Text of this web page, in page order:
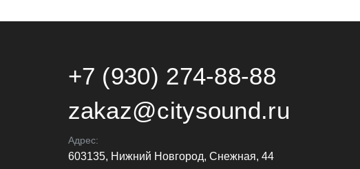
+7 (930) 274-88-88
zakaz@citysound.ru
Адрес:
603135, Нижний Новгород, Снежная, 44